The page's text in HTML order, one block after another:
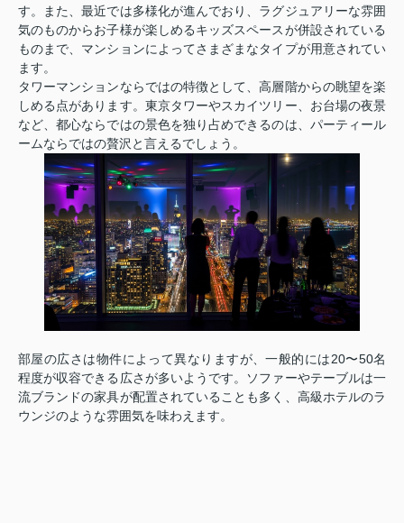
す。また、最近では多様化が進んでおり、ラグジュアリーな雰囲
気のものからお子様が楽しめるキッズスペースが併設されている
ものまで、マンションによってさまざまなタイプが用意されてい
ます。
タワーマンションならではの特徴として、高層階からの眺望を楽
しめる点があります。東京タワーやスカイツリー、お台場の夜景
など、都心ならではの景色を独り占めできるのは、パーティール
ームならではの贅沢と言えるでしょう。
部屋の広さは物件によって異なりますが、一般的には20〜50名
程度が収容できる広さが多いようです。ソファーやテーブルは一
流ブランドの家具が配置されていることも多く、高級ホテルのラ
ウンジのような雰囲気を味わえます。